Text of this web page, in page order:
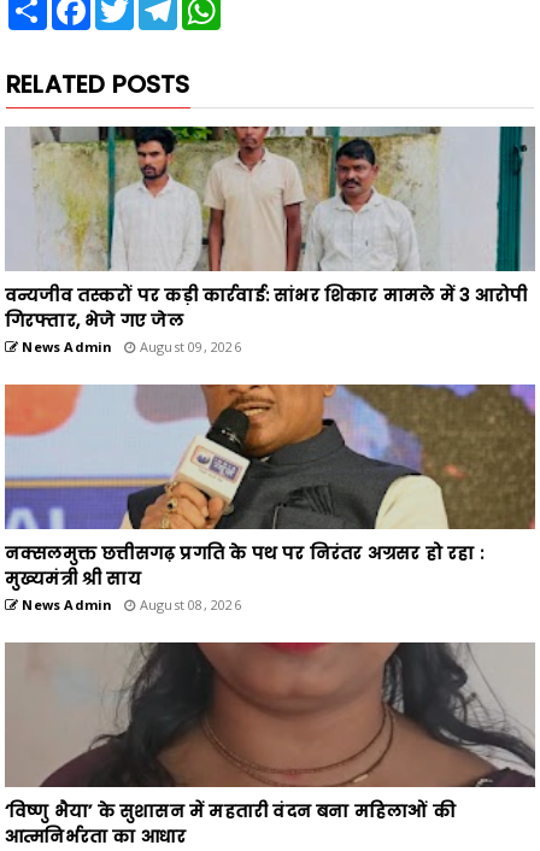
RELATED POSTS
वन्यजीव तस्करों पर कड़ी कार्रवाई: सांभर शिकार मामले में 3 आरोपी
गिरफ्तार, भेजे गए जेल
News Admin August 09, 2026
नक्सलमुक्त छत्तीसगढ़ प्रगति के पथ पर निरंतर अग्रसर हो रहा :
मुख्यमंत्री श्री साय
News Admin August 08, 2026
‘विष्णु भैया’ के सुशासन में महतारी वंदन बना महिलाओं की
आत्मनिर्भरता का आधार